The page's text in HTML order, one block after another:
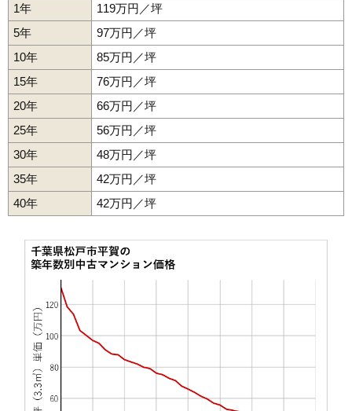
マンションナビで
無料一括査定をする
リンデンハイム白山
住所 千葉県松戸市松戸
交通 松戸駅（18分）
相場 930万円～1,030万円
(19.0万円/㎡~21.0万円/㎡)
マンションナビで
無料一括査定をする
ライオンズステーションプラザ松戸
住所 千葉県松戸市松戸
相場 4,010万円～4,310万円
(74.3万円/㎡~79.8万円/㎡)
マンションナビで
無料一括査定をする
1年
119万円／坪
5年
97万円／坪
10年
85万円／坪
15年
76万円／坪
20年
66万円／坪
25年
56万円／坪
30年
48万円／坪
35年
42万円／坪
40年
42万円／坪